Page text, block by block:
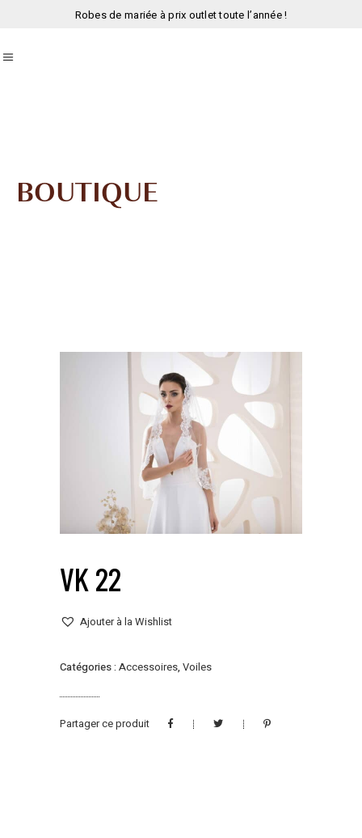
Robes de mariée à prix outlet toute l’année !
BOUTIQUE
VK 22
Ajouter à la Wishlist
Catégories : Accessoires, Voiles
Partager ce produit